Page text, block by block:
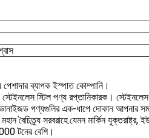
ব্যাপক ইস্পাত কোম্পানি।
স্টিল পণ্য রপ্তানিকারক।
পণ্যগুলির এক-ধাপে দোকান আপনার
বৈচিত্র্য সরবরাহে.যেমন মার্কিন যুক্তরাষ্ট্র,
টনের বেশি।